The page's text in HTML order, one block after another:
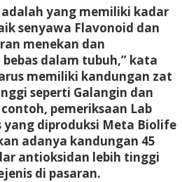
adalah yang memiliki kadar
senyawa Flavonoid dan
menekan dan
dalam tubuh,” kata
memiliki kandungan zat
seperti Galangin dan
pemeriksaan Lab
yang diproduksi Meta Biolife
adanya kandungan 45
antioksidan lebih tinggi
di pasaran.